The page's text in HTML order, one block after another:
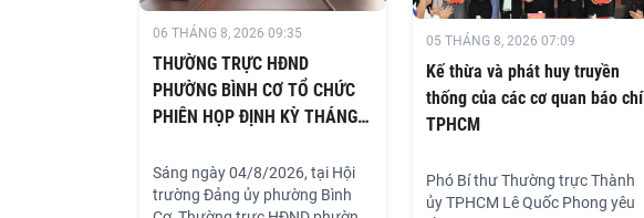
06 THÁNG 8, 2026 09:35
THƯỜNG TRỰC HĐND
PHƯỜNG BÌNH CƠ TỔ CHỨC
PHIÊN HỌP ĐỊNH KỲ THÁNG
Sáng ngày 04/8/2026, tại Hội
trường Đảng ủy phường Bình
05 THÁNG 8, 2026 07:09
Kế thừa và phát huy truyền
thống của các cơ quan báo chí
TPHCM
Phó Bí thư Thường trực Thành
ủy TPHCM Lê Quốc Phong yêu